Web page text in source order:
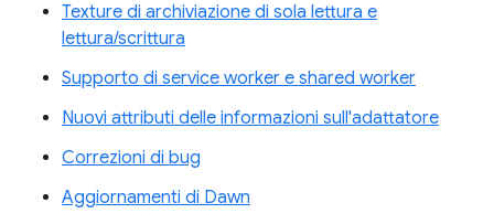
Texture di archiviazione di sola lettura e
lettura/scrittura
Supporto di service worker e shared worker
Nuovi attributi delle informazioni sull'adattatore
Correzioni di bug
Aggiornamenti di Dawn